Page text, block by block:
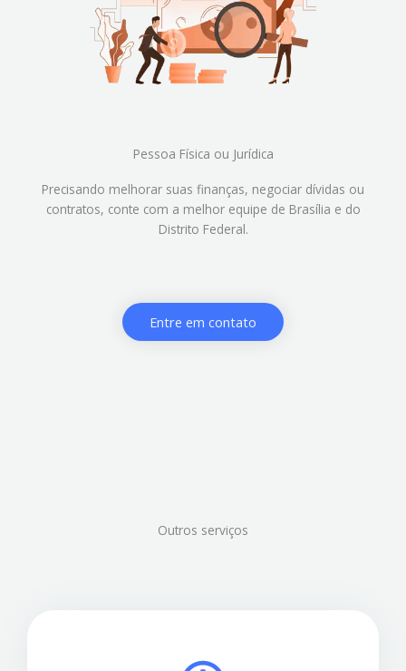
Pessoa Física ou Jurídica
Precisando melhorar suas finanças, negociar dívidas ou
contratos, conte com a melhor equipe de Brasília e do
Distrito Federal.
Entre em contato
Outros serviços